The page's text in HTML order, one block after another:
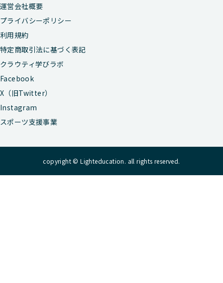
運営会社概要
プライバシーポリシー
利用規約
特定商取引法に基づく表記
クラウティ学びラボ
Facebook
X（旧Twitter）
Instagram
スポーツ支援事業
copyright © Lighteducation. all rights reserved.